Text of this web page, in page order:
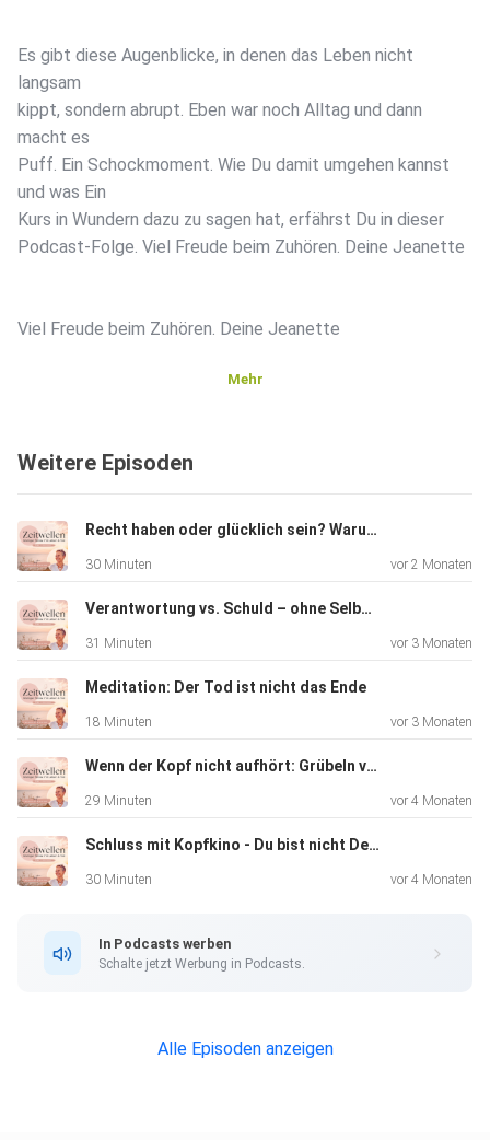
Es gibt diese Augenblicke, in denen das Leben nicht
langsam
kippt, sondern abrupt. Eben war noch Alltag und dann
macht es
Puff. Ein Schockmoment. Wie Du damit umgehen kannst
und was Ein
Kurs in Wundern dazu zu sagen hat, erfährst Du in dieser
Podcast-Folge. Viel Freude beim Zuhören. Deine Jeanette
Viel Freude beim Zuhören. Deine Jeanette
"Wow!"
wieder bewusst: https://zeitwellen.life/cafe
Abonniere meinen kostenfreien Newsletter:
https://members.jeanetterichter.de/produkt/die-lesttoda-
analyse/
durch
weniger Stress mit Leben&Tod. ️ Für einen mutigen Blick
Wesentliche
"besser" als Du glaubst - Du hast das lediglich vergessen!
Mehr
Weitere Episoden
Recht haben oder glücklich sein? Warum Dir Dein Ego Deinen Frieden klaut
30 Minuten vor 2 Monaten
Verantwortung vs. Schuld – ohne Selbstvorwürfe I Neue Sichtweisen mit Ein Kurs in Wundern
31 Minuten vor 3 Monaten
Meditation: Der Tod ist nicht das Ende
18 Minuten vor 3 Monaten
Wenn der Kopf nicht aufhört: Grübeln verstehen I Neue Sichtweisen mit Ein Kurs in Wundern
29 Minuten vor 4 Monaten
Schluss mit Kopfkino - Du bist nicht Deine Gedanken
30 Minuten vor 4 Monaten
In Podcasts werben
Schalte jetzt Werbung in Podcasts.
Alle Episoden anzeigen